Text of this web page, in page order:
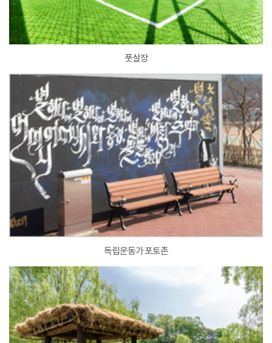
풋살장
독립운동가 포토존